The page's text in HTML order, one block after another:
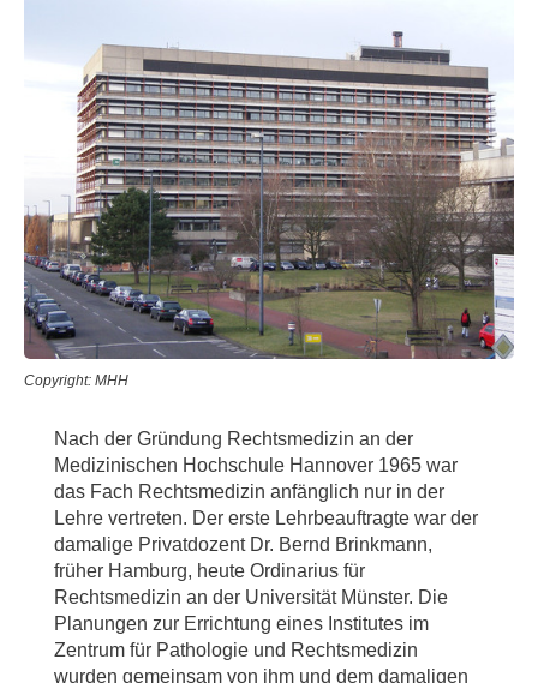
Copyright: MHH
Nach der Gründung Rechtsmedizin an der
Medizinischen Hochschule Hannover 1965 war
das Fach Rechtsmedizin anfänglich nur in der
Lehre vertreten. Der erste Lehrbeauftragte war der
damalige Privatdozent Dr. Bernd Brinkmann,
früher Hamburg, heute Ordinarius für
Rechtsmedizin an der Universität Münster. Die
Planungen zur Errichtung eines Institutes im
Zentrum für Pathologie und Rechtsmedizin
wurden gemeinsam von ihm und dem damaligen